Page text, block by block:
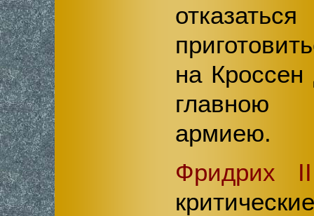
на
армиею.
Фридрих II